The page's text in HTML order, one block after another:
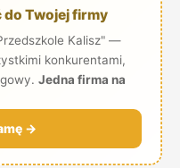
do Twojej firmy
Kalisz" —
konkurentami,
Jedna firma na
→